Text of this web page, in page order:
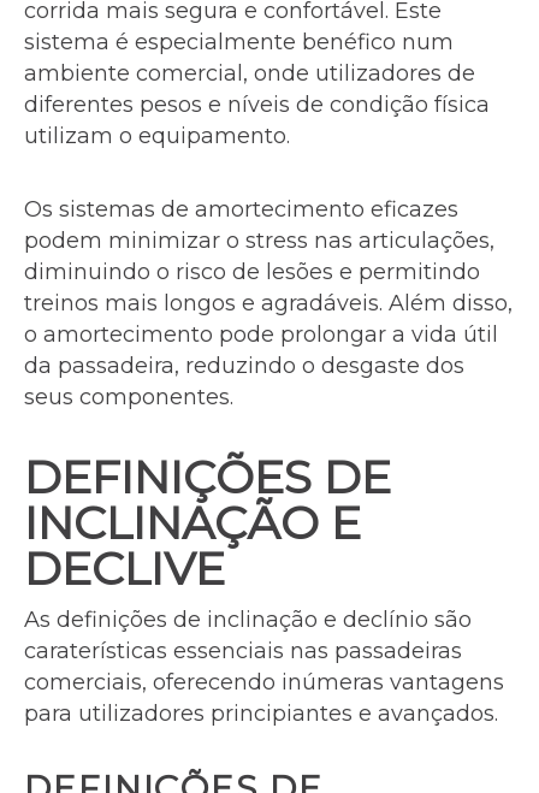
corrida mais segura e confortável. Este
sistema é especialmente benéfico num
ambiente comercial, onde utilizadores de
diferentes pesos e níveis de condição física
utilizam o equipamento.
Os sistemas de amortecimento eficazes
podem minimizar o stress nas articulações,
diminuindo o risco de lesões e permitindo
treinos mais longos e agradáveis. Além disso,
o amortecimento pode prolongar a vida útil
da passadeira, reduzindo o desgaste dos
seus componentes.
DEFINIÇÕES DE
INCLINAÇÃO E
DECLIVE
As definições de inclinação e declínio são
caraterísticas essenciais nas passadeiras
comerciais, oferecendo inúmeras vantagens
para utilizadores principiantes e avançados.